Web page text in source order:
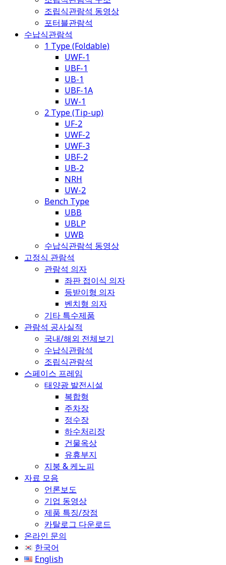
조립식관람석 동영상
포터블관람석
수납식관람석
1 Type (Foldable)
UWF-1
UBF-1
UB-1
UBF-1A
UW-1
2 Type (Tip-up)
UF-2
UWF-2
UWF-3
UBF-2
UB-2
NRH
UW-2
Bench Type
UBB
UBLP
UWB
수납식관람석 동영상
고정식 관람석
관람석 의자
좌판 접이식 의자
등받이형 의자
벤치형 의자
기타 특수제품
관람석 공사실적
국내/해외 전체보기
수납식관람석
조립식관람석
스페이스 프레임
태양광 발전시설
복합형
주차장
정수장
하수처리장
건물옥상
유휴부지
지붕 & 케노피
자료 모음
언론보도
기업 동영상
제품 특징/장점
카탈로그 다운로드
온라인 문의
한국어
English